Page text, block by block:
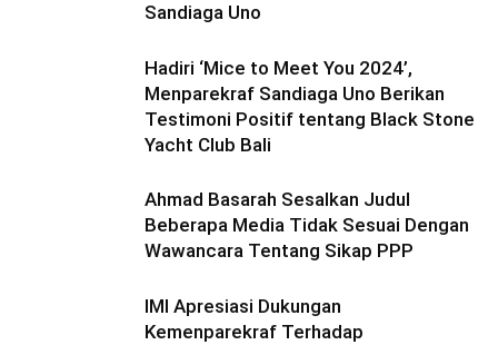
Sandiaga Uno
Hadiri ‘Mice to Meet You 2024’,
Menparekraf Sandiaga Uno Berikan
Testimoni Positif tentang Black Stone
Yacht Club Bali
Ahmad Basarah Sesalkan Judul
Beberapa Media Tidak Sesuai Dengan
Wawancara Tentang Sikap PPP
IMI Apresiasi Dukungan
Kemenparekraf Terhadap